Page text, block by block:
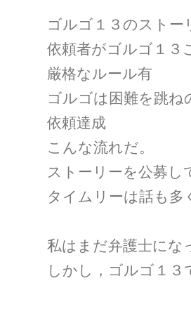
ゴルゴ１３のストー
依頼者がゴルゴ１３
厳格なルール有
ゴルゴは困難を跳ね
依頼達成
こんな流れだ。
ストーリーを公募し
タイムリーは話も多
私はまだ弁護士にな
しかし，ゴルゴ１３